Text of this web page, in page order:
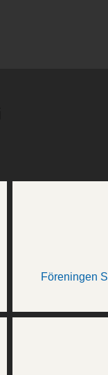
Föreningen